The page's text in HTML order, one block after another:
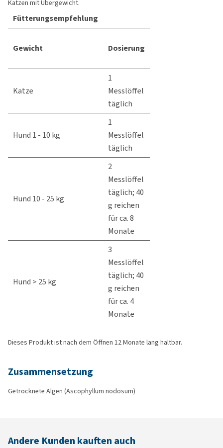
Katzen mit Übergewicht.
Fütterungsempfehlung
Gewicht Dosierung
Katze
1
Messlöffel
täglich
Hund 1 - 10 kg
1
Messlöffel
täglich
Hund 10 - 25 kg
2
Messlöffel
täglich; 40
g reichen
für ca. 8
Monate
Hund > 25 kg
3
Messlöffel
täglich; 40
g reichen
für ca. 4
Monate
Dieses Produkt ist nach dem Öffnen 12 Monate lang haltbar.
Zusammensetzung
Getrocknete Algen (Ascophyllum nodosum)
Andere Kunden kauften auch